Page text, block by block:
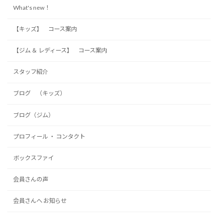
What's new！
【キッズ】 コース案内
【ジム ＆ レディース】 コース案内
スタッフ紹介
ブログ （キッズ）
ブログ（ジム）
プロフィール ・ コンタクト
ボックスファイ
会員さんの声
会員さんへ お知らせ